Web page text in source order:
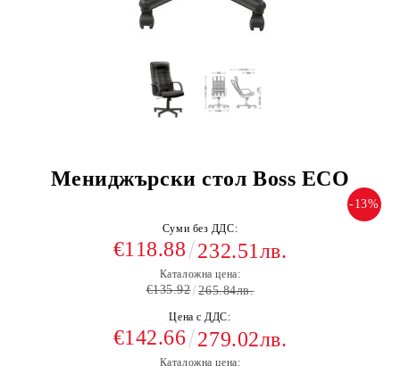
Мениджърски стол Boss ECO
-13%
Суми без ДДС:
€118.88 232.51лв.
Каталожна цена:
€135.92 265.84лв.
Цена с ДДС:
€142.66 279.02лв.
Каталожна цена: